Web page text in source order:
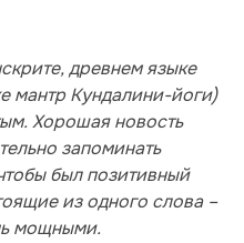
древнем языке
мантр Кундалини-йоги)
Хорошая новость
запоминать
был позитивный
из одного слова –
мощными.